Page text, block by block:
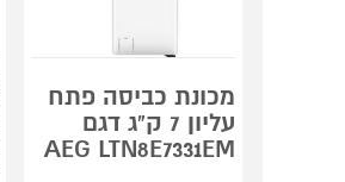
מכונת כביסה פתח
עליון 7 ק"ג דגם
AEG LTN8E7331EM